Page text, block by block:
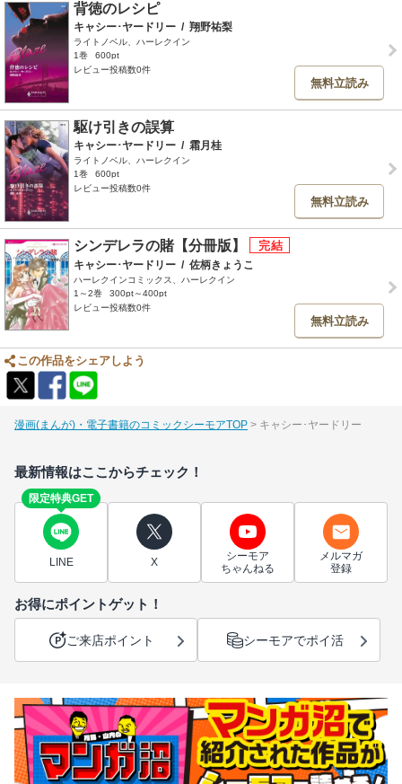
背徳のレシピ
キャシー･ヤードリー / 翔野祐梨
ライトノベル、ハーレクイン
1巻
600pt
レビュー投稿数0件
無料立読み
駆け引きの誤算
キャシー･ヤードリー / 霜月桂
ライトノベル、ハーレクイン
1巻
600pt
レビュー投稿数0件
無料立読み
シンデレラの賭【分冊版】
キャシー･ヤードリー / 佐柄きょうこ
ハーレクインコミックス、ハーレクイン
1～2巻
300pt～400pt
レビュー投稿数0件
無料立読み
この作品をシェアしよう
漫画(まんが)・電子書籍のコミックシーモアTOP キャシー･ヤードリー
最新情報はここからチェック！
限定特典GET
LINE X
シーモア
ちゃんねる
メルマガ
登録
お得にポイントゲット！
ご来店ポイント シーモアでポイ活